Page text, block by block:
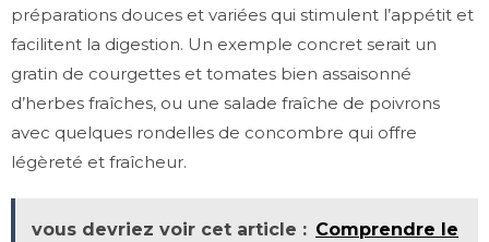
préparations douces et variées qui stimulent l’appétit et
facilitent la digestion. Un exemple concret serait un
gratin de courgettes et tomates bien assaisonné
d’herbes fraîches, ou une salade fraîche de poivrons
avec quelques rondelles de concombre qui offre
légèreté et fraîcheur.
vous devriez voir cet article : Comprendre le